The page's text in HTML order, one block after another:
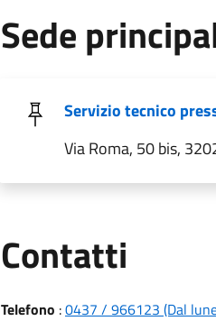
Sede
Servizio tecnico
Via Roma, 50 bis,
Contatti
Telefono :0437 / 966123 (Dal